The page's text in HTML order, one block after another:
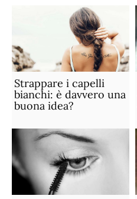
Strappare i capelli
bianchi: è davvero una
buona idea?